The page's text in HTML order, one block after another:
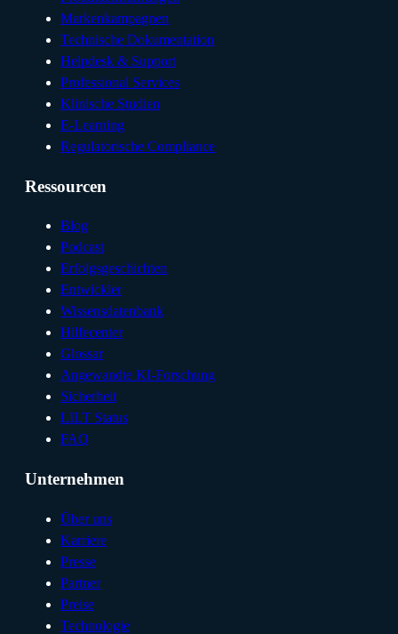
Markenkampagnen
Technische Dokumentation
Helpdesk & Support
Professional Services
Klinische Studien
E-Learning
Regulatorische Compliance
Ressourcen
Blog
Podcast
Erfolgsgeschichten
Entwickler
Wissensdatenbank
Hilfecenter
Glossar
Angewandte KI-Forschung
Sicherheit
LILT Status
FAQ
Unternehmen
Über uns
Karriere
Presse
Partner
Preise
Technologie